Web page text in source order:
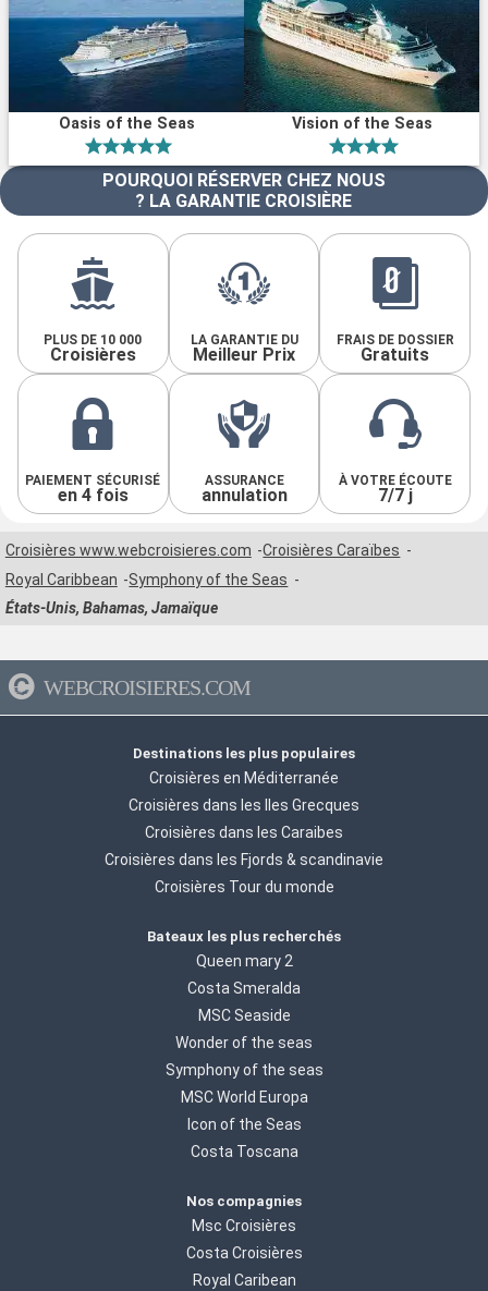
Oasis of the Seas Vision of the Seas
POURQUOI RÉSERVER CHEZ NOUS
? LA GARANTIE CROISIÈRE
PLUS DE 10 000
Croisières
LA GARANTIE DU
Meilleur Prix
FRAIS DE DOSSIER
Gratuits
PAIEMENT SÉCURISÉ
en 4 fois
ASSURANCE
annulation
À VOTRE ÉCOUTE
7/7 j
Croisières www.webcroisieres.com
Croisières Caraïbes
Royal Caribbean
Symphony of the Seas
États-Unis, Bahamas, Jamaïque
WEBCROISIERES.COM
Destinations les plus populaires
Croisières en Méditerranée
Croisières dans les Iles Grecques
Croisières dans les Caraibes
Croisières dans les Fjords & scandinavie
Croisières Tour du monde
Bateaux les plus recherchés
Queen mary 2
Costa Smeralda
MSC Seaside
Wonder of the seas
Symphony of the seas
MSC World Europa
Icon of the Seas
Costa Toscana
Nos compagnies
Msc Croisières
Costa Croisières
Royal Caribean